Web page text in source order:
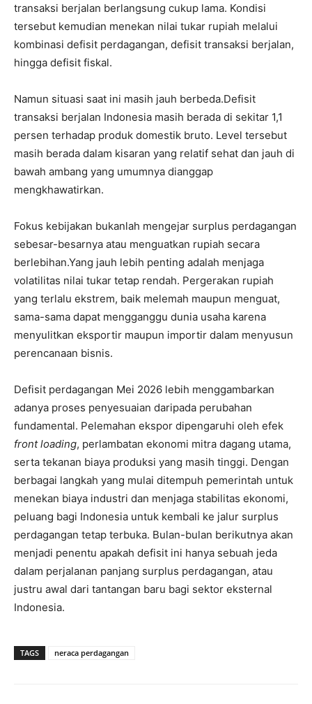
transaksi berjalan berlangsung cukup lama. Kondisi
tersebut kemudian menekan nilai tukar rupiah melalui
kombinasi defisit perdagangan, defisit transaksi berjalan,
hingga defisit fiskal.
Namun situasi saat ini masih jauh berbeda.Defisit
transaksi berjalan Indonesia masih berada di sekitar 1,1
persen terhadap produk domestik bruto. Level tersebut
masih berada dalam kisaran yang relatif sehat dan jauh di
bawah ambang yang umumnya dianggap
mengkhawatirkan.
Fokus kebijakan bukanlah mengejar surplus perdagangan
sebesar-besarnya atau menguatkan rupiah secara
berlebihan.Yang jauh lebih penting adalah menjaga
volatilitas nilai tukar tetap rendah. Pergerakan rupiah
yang terlalu ekstrem, baik melemah maupun menguat,
sama-sama dapat mengganggu dunia usaha karena
menyulitkan eksportir maupun importir dalam menyusun
perencanaan bisnis.
Defisit perdagangan Mei 2026 lebih menggambarkan
adanya proses penyesuaian daripada perubahan
fundamental. Pelemahan ekspor dipengaruhi oleh efek
front loading, perlambatan ekonomi mitra dagang utama,
serta tekanan biaya produksi yang masih tinggi. Dengan
berbagai langkah yang mulai ditempuh pemerintah untuk
menekan biaya industri dan menjaga stabilitas ekonomi,
peluang bagi Indonesia untuk kembali ke jalur surplus
perdagangan tetap terbuka. Bulan-bulan berikutnya akan
menjadi penentu apakah defisit ini hanya sebuah jeda
dalam perjalanan panjang surplus perdagangan, atau
justru awal dari tantangan baru bagi sektor eksternal
Indonesia.
TAGS neraca perdagangan